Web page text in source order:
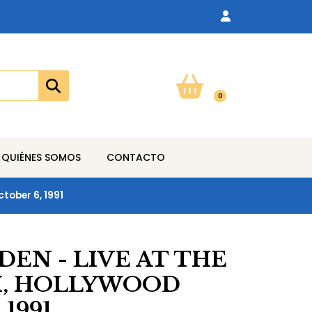
0
QUIÉNES SOMOS CONTACTO
6, 1991
- LIVE AT THE
HOLLYWOOD